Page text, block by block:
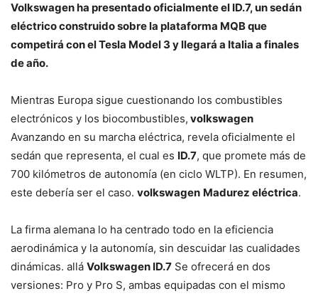
Volkswagen ha presentado oficialmente el ID.7, un sedán
eléctrico construido sobre la plataforma MQB que
competirá con el Tesla Model 3 y llegará a Italia a finales
de año.
Mientras Europa sigue cuestionando los combustibles
electrónicos y los biocombustibles, volkswagen
Avanzando en su marcha eléctrica, revela oficialmente el
sedán que representa, el cual es ID.7, que promete más de
700 kilómetros de autonomía (en ciclo WLTP). En resumen,
este debería ser el caso. volkswagen Madurez eléctrica.
La firma alemana lo ha centrado todo en la eficiencia
aerodinámica y la autonomía, sin descuidar las cualidades
dinámicas. allá Volkswagen ID.7 Se ofrecerá en dos
versiones: Pro y Pro S, ambas equipadas con el mismo